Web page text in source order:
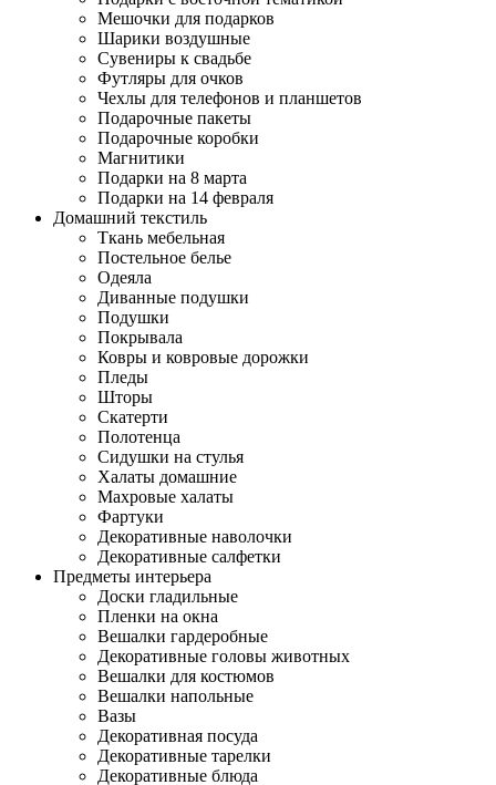
Мешочки для подарков
Шарики воздушные
Сувениры к свадьбе
Футляры для очков
Чехлы для телефонов и планшетов
Подарочные пакеты
Подарочные коробки
Магнитики
Подарки на 8 марта
Подарки на 14 февраля
Домашний текстиль
Ткань мебельная
Постельное белье
Одеяла
Диванные подушки
Подушки
Покрывала
Ковры и ковровые дорожки
Пледы
Шторы
Скатерти
Полотенца
Сидушки на стулья
Халаты домашние
Махровые халаты
Фартуки
Декоративные наволочки
Декоративные салфетки
Предметы интерьера
Доски гладильные
Пленки на окна
Вешалки гардеробные
Декоративные головы животных
Вешалки для костюмов
Вешалки напольные
Вазы
Декоративная посуда
Декоративные тарелки
Декоративные блюда